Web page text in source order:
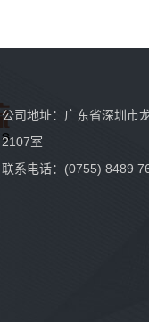
公司地址：广东省深圳市
2107室
联系电话：(0755) 8489